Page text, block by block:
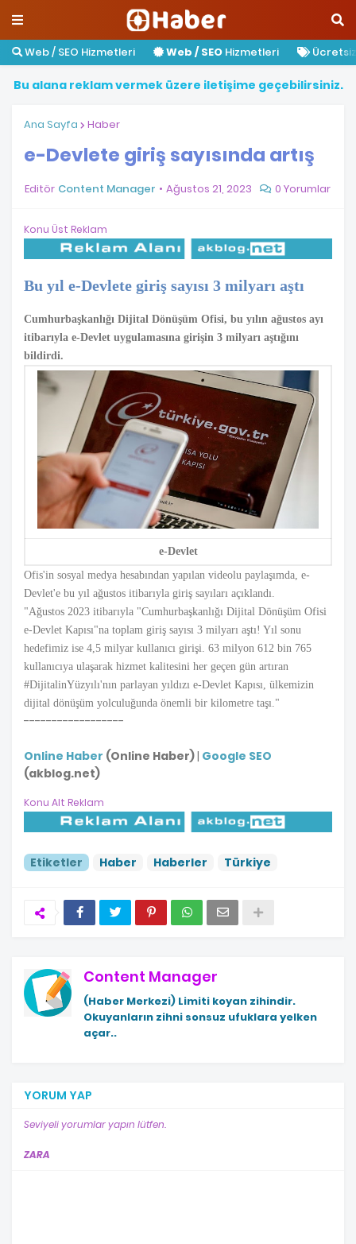
Web / SEO Hizmetleri Web / SEO Hizmetleri
Bu alana reklamvermek üzere iletişime geçebilirsiniz.
Ana Sayfa Haber
e-Devlete giriş sayısında artış
Editör Content Manager Ağustos 21, 2023 0 Yorumlar
Konu Üst Reklam
Bu yıl e-Devlete giriş sayısı 3 milyarı aştı
Cumhurbaşkanlığı Dijital Dönüşüm Ofisi, bu yılın ağustos ayı
itibarıyla e-Devlet uygulamasına girişin 3 milyarı aştığını
bildirdi.
e-Devlet
Ofis'in sosyal medya hesabından yapılan videolu paylaşımda, e-
Devlet'e bu yıl ağustos itibarıyla giriş sayıları açıklandı.
"Ağustos 2023 itibarıyla "Cumhurbaşkanlığı Dijital Dönüşüm Ofisi
e-Devlet Kapısı"na toplam giriş sayısı 3 milyarı aştı! Yıl sonu
hedefimiz ise 4,5 milyar kullanıcı girişi. 63 milyon 612 bin 765
kullanıcıya ulaşarak hizmet kalitesini her geçen gün artıran
#DijitalinYüzyılı'nın parlayan yıldızı e-Devlet Kapısı, ülkemizin
dijital dönüşüm yolculuğunda önemli bir kilometre taşı."
------------------
Online Haber (Online Haber)| Google SEO
(akblog.net)
Konu Alt Reklam
Etiketler Haber Haberler Türkiye
Content Manager
(Haber Merkezi) Limiti koyan zihindir.
Okuyanların zihni sonsuz ufuklara yelken
açar..
YORUM YAP
Seviyeli yorumlar yapın lütfen.
ZARA